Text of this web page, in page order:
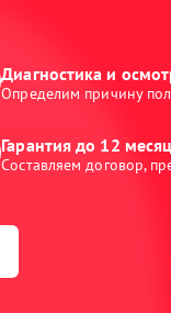
Диагностика и
Определим причину
Гарантия до 12
Составляем договор,